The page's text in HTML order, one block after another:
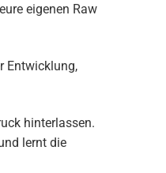
eigenen Raw
Entwicklung,
hinterlassen.
lernt die